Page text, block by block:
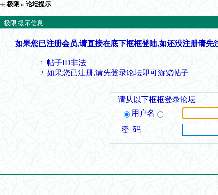
极限 » 论坛提示
极限 提示信息
如果您已注册会员,请直接在底下框框登陆,如还没注册请先
帖子ID非法
如果您已注册,请先登录论坛即可游览帖子
请从以下框框登录论坛
用户名
密 码